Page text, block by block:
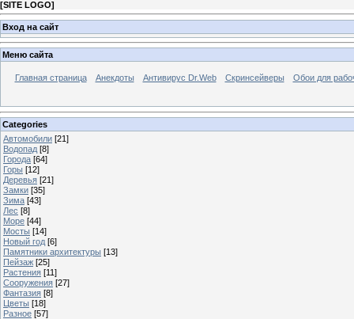
[SITE LOGO]
Вход на сайт
Меню сайта
Главная страница Анекдоты Антивирус Dr.Web Скринсейверы Обои для
Categories
Автомобили [21]
Водопад [8]
Города [64]
Горы [12]
Деревья [21]
Замки [35]
Зима [43]
Лес [8]
Море [44]
Мосты [14]
Новый год [6]
Памятники архитектуры [13]
Пейзаж [25]
Растения [11]
Сооружения [27]
Фантазия [8]
Цветы [18]
Разное [57]